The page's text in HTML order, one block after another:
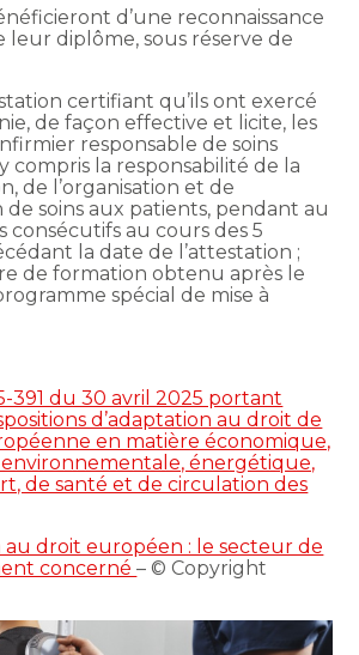
d’une reconnaissance
diplôme, sous réserve de
certifiant qu’ils ont exercé
de façon effective et licite, les
responsable de soins
compris la responsabilité de la
de l’organisation et de
de soins aux patients, pendant au
consécutifs au cours des 5
la date de l’attestation ;
de formation obtenu après le
spécial de mise à
391 du 30 avril 2025 portant
d’adaptation au droit de
en matière économique,
énergétique,
de santé et de circulation des
au droit européen : le secteur de
concerné– © Copyright